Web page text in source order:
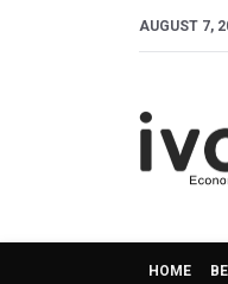
AUGUST 7,
HOME